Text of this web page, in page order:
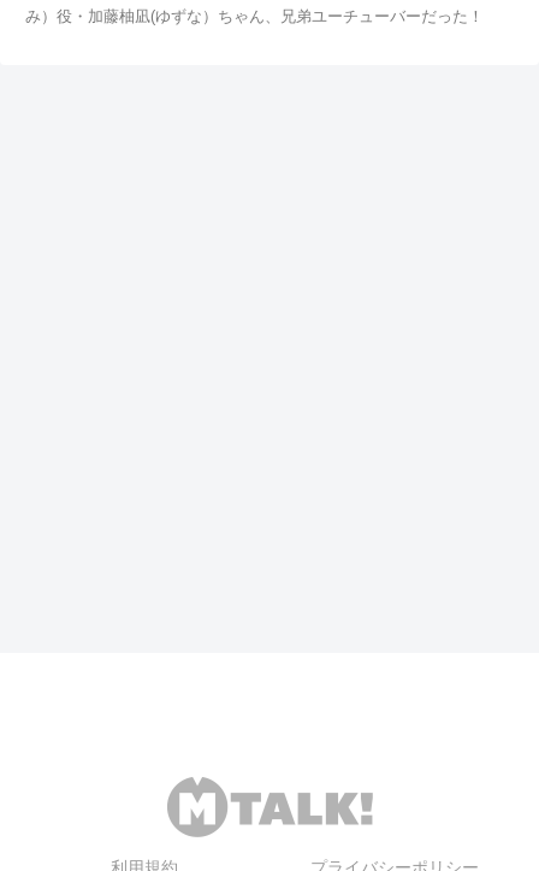
み）役・加藤柚凪(ゆずな）ちゃん、兄弟ユーチューバーだった！
利用規約 プライバシーポリシー